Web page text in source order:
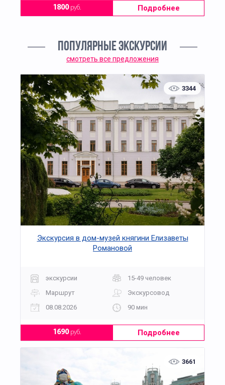
1800руб. Подробнее
ПОПУЛЯРНЫЕ ЭКСКУРСИИ
смотреть все предложения
3344
Экскурсия в дом-музей княгини Елизаветы
Романовой
экскурсии
15-49 человек
Маршрут
Экскурсовод
08.08.2026
90 мин
1690руб. Подробнее
3661